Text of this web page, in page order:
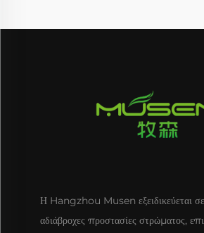
Η Hangzhou Musen εξειδικεύεται σε
αδιάβροχες προστασίες στρώματος,